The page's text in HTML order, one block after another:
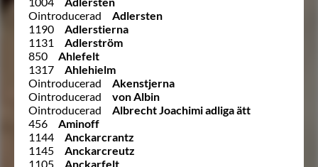
Ointroducerad
Adlersten
1190
Adlerstierna
1131
Adlerström
850
Ahlefelt
1317
Ahlehielm
Ointroducerad
Akenstjerna
Ointroducerad
von Albin
Ointroducerad
Albrecht Joachimi adliga ätt
456
Aminoff
1144
Anckarcrantz
1145
Anckarcreutz
1105
Anckarfelt